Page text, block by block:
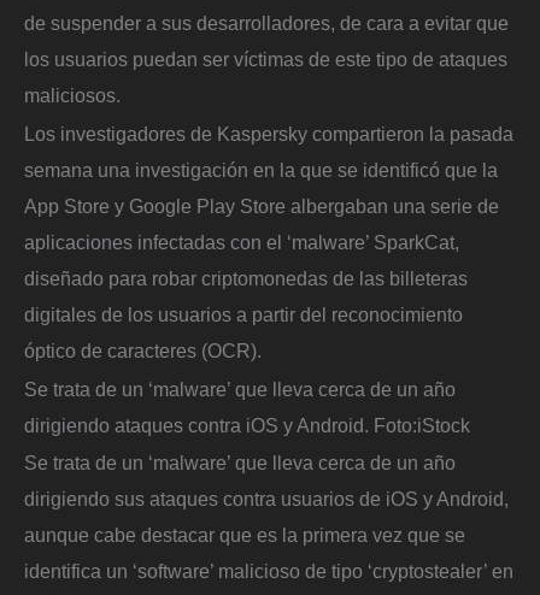
de suspender a sus desarrolladores, de cara a evitar que
los usuarios puedan ser víctimas de este tipo de ataques
maliciosos.
Los investigadores de Kaspersky compartieron la pasada
semana una investigación en la que se identificó que la
App Store y Google Play Store albergaban una serie de
aplicaciones infectadas con el ‘malware’ SparkCat,
diseñado para robar criptomonedas de las billeteras
digitales de los usuarios a partir del reconocimiento
óptico de caracteres (OCR).
Se trata de un ‘malware’ que lleva cerca de un año
dirigiendo ataques contra iOS y Android. Foto:iStock
Se trata de un ‘malware’ que lleva cerca de un año
dirigiendo sus ataques contra usuarios de iOS y Android,
aunque cabe destacar que es la primera vez que se
identifica un ‘software’ malicioso de tipo ‘cryptostealer’ en